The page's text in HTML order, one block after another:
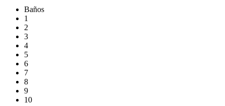
Baños
1
2
3
4
5
6
7
8
9
10